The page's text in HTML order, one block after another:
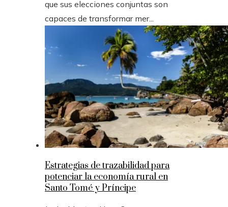
que sus elecciones conjuntas son
capaces de transformar mer...
Estrategias de trazabilidad para
potenciar la economía rural en
Santo Tomé y Príncipe